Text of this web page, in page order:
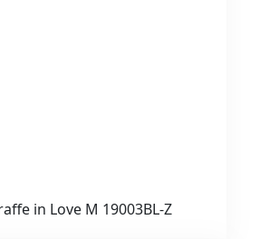
in Love M 19003BL-Z